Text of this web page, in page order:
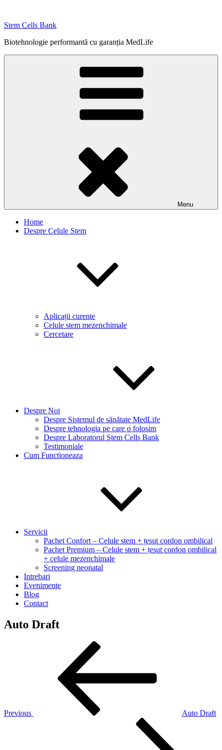
content
Stem Cells Bank
Biotehnologie performantă cu garanția MedLife
Menu
Home
Despre Celule Stem
Aplicații curente
Celule stem mezenchimale
Cercetare
Despre Noi
Despre Sistemul de sănătate MedLife
Despre tehnologia pe care o folosim
Despre Laboratorul Stem Cells Bank
Testimoniale
Cum Functioneaza
Servicii
Pachet Confort – Celule stem + țesut cordon ombilical
Pachet Premium – Celule stem + țesut cordon ombilical
+ celule mezenchimale
Screening neonatal
Intrebari
Evenimente
Blog
Contact
Auto Draft
Previous
Auto Draft